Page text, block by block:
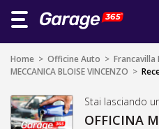
Home > Officine Auto > Francavilla
MECCANICA BLOISE VINCENZO >
Stai lasciando
OFFICINA